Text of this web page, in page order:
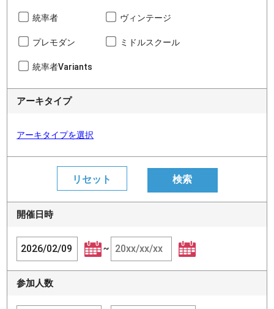
統率者 ヴィンテージ
プレモダン ミドルスクール
統率者Variants
アーキタイプ
アーキタイプを選択
開催日時
~
参加人数